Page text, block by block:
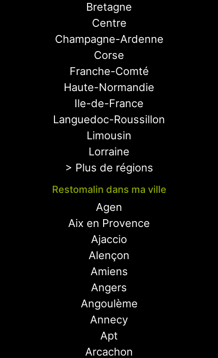
Bretagne
Centre
Champagne-Ardenne
Corse
Franche-Comté
Haute-Normandie
Ile-de-France
Languedoc-Roussillon
Limousin
Lorraine
> Plus de régions
Restomalin dans ma ville
Agen
Aix en Provence
Ajaccio
Alençon
Amiens
Angers
Angoulème
Annecy
Apt
Arcachon